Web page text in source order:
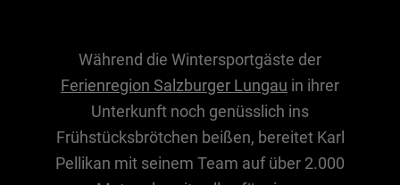
Nachhaltigkeit
Kunst & Kultur
Während die Wintersportgäste der
Ferienregion Salzburger Lungau in ihrer
Unterkunft noch genüsslich ins
Frühstücksbrötchen beißen, bereitet Karl
Pellikan mit seinem Team auf über 2.000